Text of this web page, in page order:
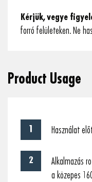
Kérjük, vegye
forró felületeken. Ne
Product Usage
Használat
Alkalmazás
a közepes